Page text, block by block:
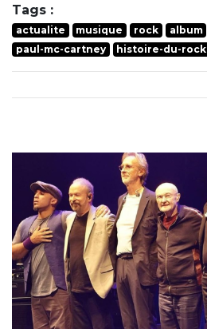
Tags :
actualite musique rock album
paul-mc-cartney
histoire-du-rock